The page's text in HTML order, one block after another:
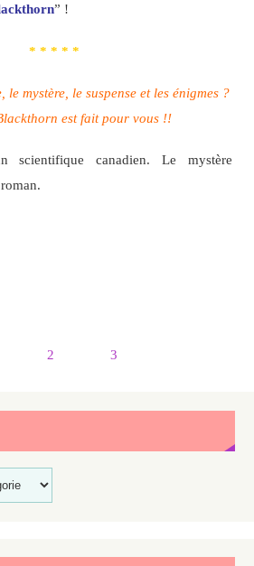
” !
* * * * *
le mystère, le suspense et les énigmes ?
est fait pour vous !!
scientifique canadien. Le mystère
2 3